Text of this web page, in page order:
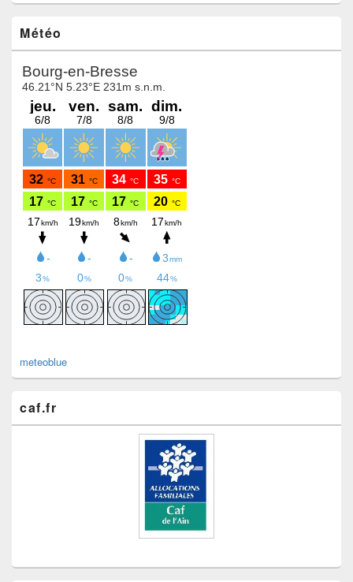
Météo
meteoblue
caf.fr